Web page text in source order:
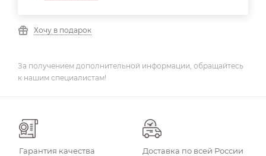
Хочу в подарок
За получением дополнительной информации, обращайтесь
к нашим специалистам!
Гарантия качества
Доставка по всей России